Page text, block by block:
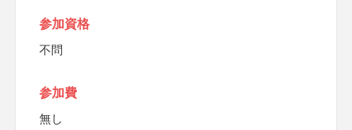
参加資格
不問
参加費
無し